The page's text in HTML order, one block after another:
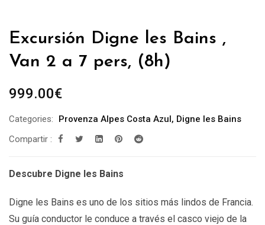
Excursión Digne les Bains ,
Van 2 a 7 pers, (8h)
999.00€
Categories: Provenza Alpes Costa Azul, Digne les Bains
Compartir :
Descubre Digne les Bains
Digne les Bains es uno de los sitios más lindos de Francia.
Su guía conductor le conduce a través el casco viejo de la